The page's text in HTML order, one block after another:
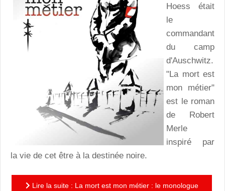
Hoess était
le
commandant
du camp
d'Auschwitz.
"La mort est
mon métier"
est le roman
de Robert
Merle
inspiré par
la vie de cet être à la destinée noire.
Lire la suite : La mort est mon métier : le monologue